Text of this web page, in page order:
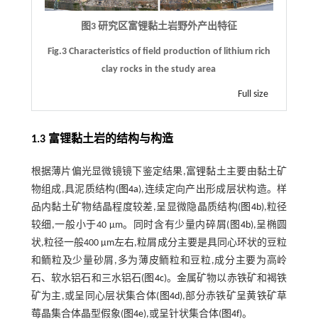
图3 研究区富锂黏土岩野外产出特征
Fig.3 Characteristics of field production of lithium rich
clay rocks in the study area
Full size
1.3 富锂黏土岩的结构与构造
根据薄片偏光显微镜镜下鉴定结果,富锂黏土主要由黏土矿
物组成,具泥质结构(图4a),连续定向产出形成层状构造。样
品内黏土矿物结晶程度较差,呈显微隐晶质结构(图4b),粒径
较细,一般小于40 μm。同时含有少量内碎屑( 图4b),呈椭圆
状,粒径一般400 μm左右,粒屑成分主要是具同心环状的豆粒
和鲕粒及少量砂屑,多为薄皮鲕粒和豆粒,成分主要为高岭
石、软水铝石和三水铝石(图4c)。金属矿物以赤铁矿和褐铁
矿为主,或呈同心层状集合体( 图4d),部分赤铁矿呈黄铁矿草
莓晶集合体晶型假象(图4e),或呈针状集合体(图4f)。